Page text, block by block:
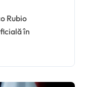
în